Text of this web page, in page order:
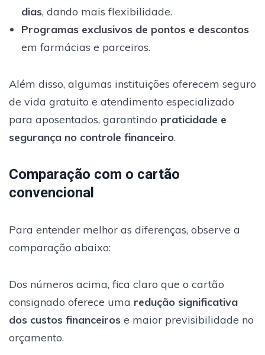
dias, dando mais flexibilidade.
Programas exclusivos de pontos e descontos
em farmácias e parceiros.
Além disso, algumas instituições oferecem seguro
de vida gratuito e atendimento especializado
para aposentados, garantindo praticidade e
segurança no controle financeiro.
Comparação com o cartão
convencional
Para entender melhor as diferenças, observe a
comparação abaixo:
Dos números acima, fica claro que o cartão
consignado oferece uma redução significativa
dos custos financeiros e maior previsibilidade no
orçamento.